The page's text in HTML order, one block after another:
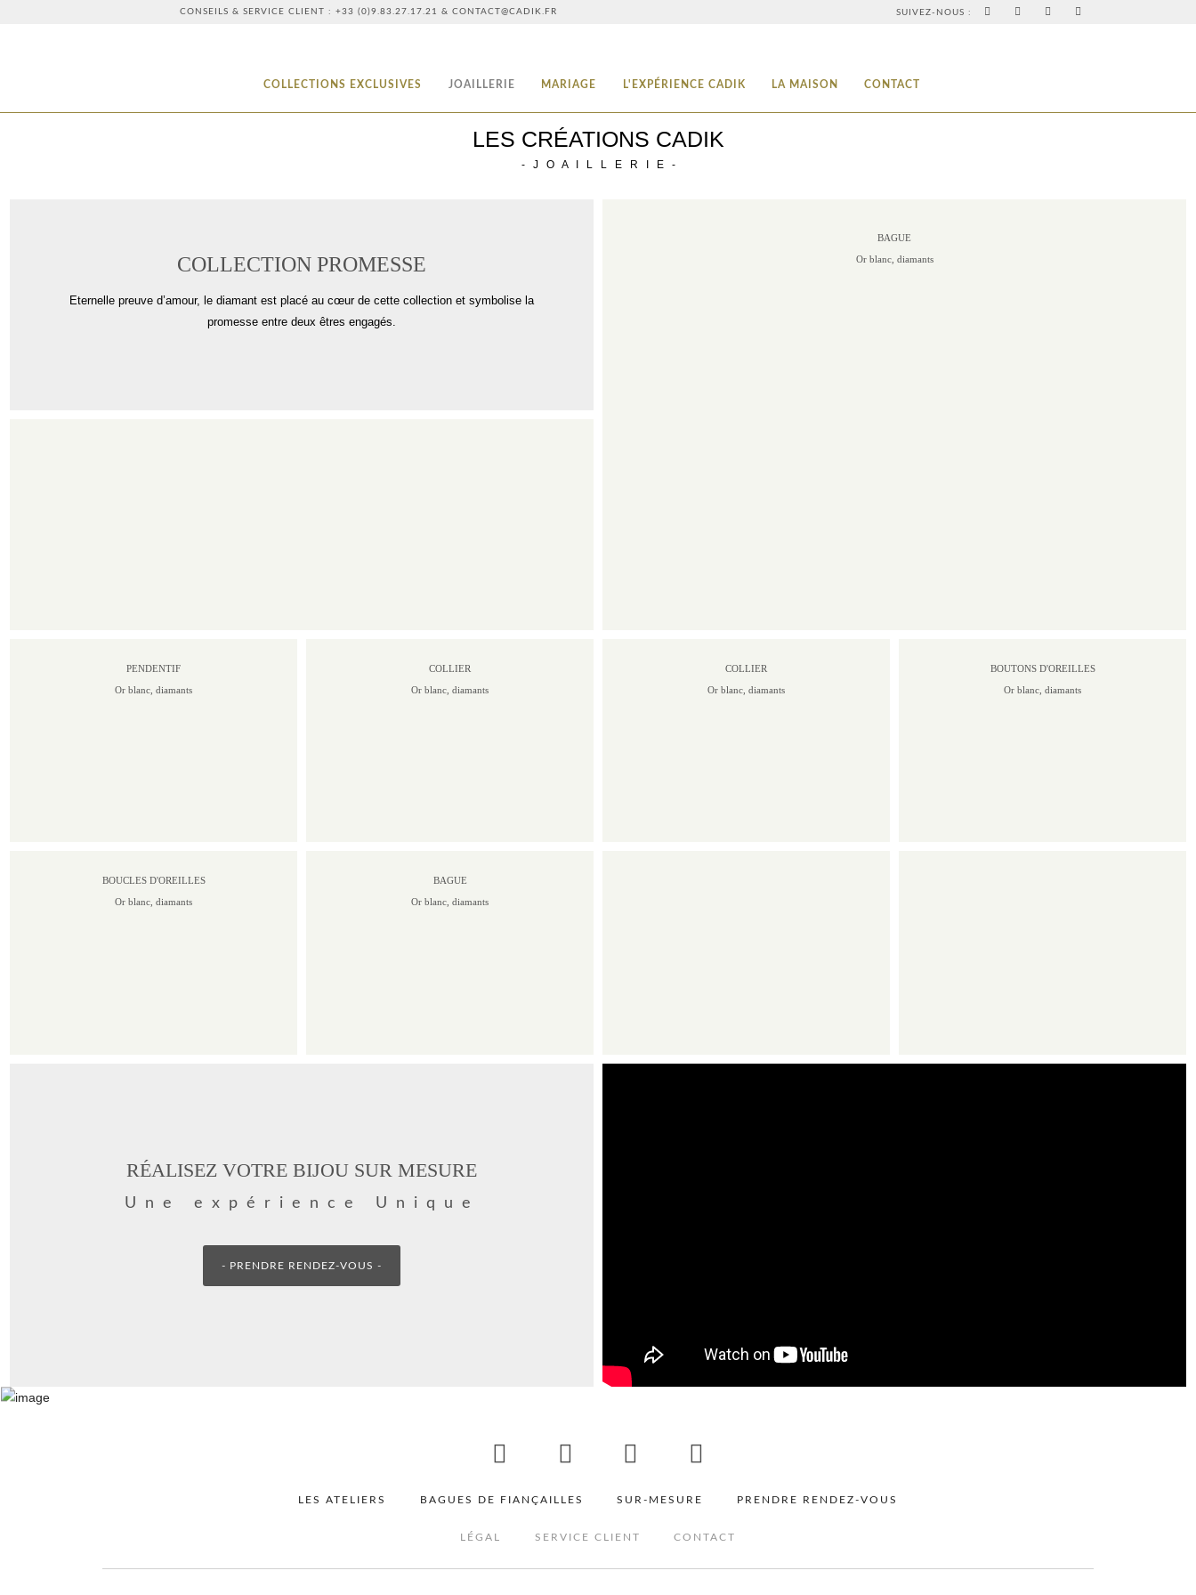
CONSEILS & SERVICE CLIENT : +33 (0)9.83.27.17.21 & CONTACT@CADIK.FR SUIVEZ-NOUS :
COLLECTIONS EXCLUSIVES JOAILLERIE MARIAGE L'EXPÉRIENCE CADIK LA MAISON CONTACT
LES CRÉATIONS CADIK
- J O A I L L E R I E -
BAGUE
Or blanc, diamants
COLLECTION PROMESSE
Eternelle preuve d’amour, le diamant est placé au cœur de cette collection et symbolise la
promesse entre deux êtres engagés.
PENDENTIF
Or blanc, diamants
COLLIER
Or blanc, diamants
COLLIER
Or blanc, diamants
BOUTONS D'OREILLES
Or blanc, diamants
BOUCLES D'OREILLES
Or blanc, diamants
BAGUE
Or blanc, diamants
RÉALISEZ VOTRE BIJOU SUR MESURE
Une expérience Unique
- PRENDRE RENDEZ-VOUS -
LES ATELIERS BAGUES DE FIANÇAILLES SUR-MESURE PRENDRE RENDEZ-VOUS
LÉGAL SERVICE CLIENT CONTACT